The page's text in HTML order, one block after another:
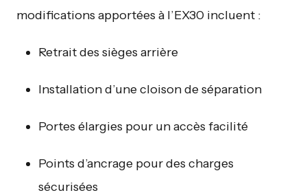
modifications apportées à l’EX30 incluent :
Retrait des sièges arrière
Installation d’une cloison de séparation
Portes élargies pour un accès facilité
Points d’ancrage pour des charges
sécurisées